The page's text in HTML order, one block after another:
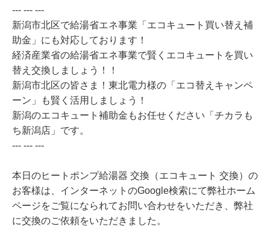
--- --- ---
新潟市北区で給湯省エネ事業「エコキュート買い替え補
助金」にも対応しております！
経済産業省の給湯省エネ事業で賢くエコキュートを買い
替え交換しましょう！！
新潟市北区の皆さま！東北電力様の「エコ替えキャンペ
ーン」も賢く活用しましょう！
新潟のエコキュート補助金もお任せください「チカラも
ち新潟店」です。
--- --- ---
本日のヒートポンプ給湯器 交換（エコキュート 交換）の
お客様は、インターネットのGoogle検索にて弊社ホーム
ページをご覧になられてお問い合わせをいただき、弊社
に交換のご依頼をいただきました。